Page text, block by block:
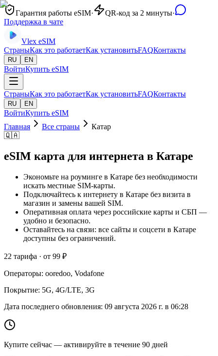
Гарантия работы eSIM· QR-код за 2 минуты·
Поддержка в чате
Vlex eSIM
СтраныКак это работаетКак установитьFAQКонтакты
RU EN
ВойтиКупить eSIM
СтраныКак это работаетКак установитьFAQКонтакты
RU EN
ВойтиКупить eSIM
Главная
Все страны
Катар
🇶🇦
eSIM карта для интернета в Катаре
Экономьте на роуминге в Катаре без необходимости
искать местные SIM-карты.
Подключайтесь к интернету в Катаре без визита в
магазин и замены вашей SIM.
Оперативная оплата через российские карты и СБП —
удобно и безопасно.
Оставайтесь на связи: все сайты и соцсети в Катаре
доступны без ограничений.
22 тарифа · от 99 ₽
Операторы: ooredoo, Vodafone
Покрытие: 5G, 4G/LTE, 3G
Дата последнего обновления: 09 августа 2026 г. в 06:28
Купите сейчас — активируйте в течение 90 дней